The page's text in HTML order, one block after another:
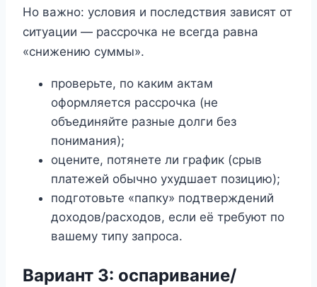
Но важно: условия и последствия зависят от
ситуации — рассрочка не всегда равна
«снижению суммы».
проверьте, по каким актам
оформляется рассрочка (не
объединяйте разные долги без
понимания);
оцените, потянете ли график (срыв
платежей обычно ухудшает позицию);
подготовьте «папку» подтверждений
доходов/расходов, если её требуют по
вашему типу запроса.
Вариант 3: оспаривание/